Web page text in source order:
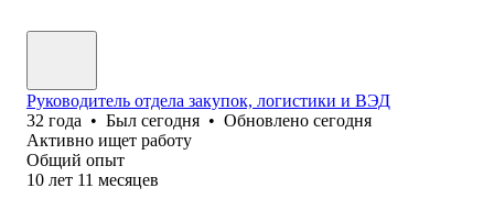
Руководитель отдела закупок, логистики и ВЭД
32 года • Был сегодня • Обновлено сегодня
Активно ищет работу
Общий опыт
10 лет 11 месяцев